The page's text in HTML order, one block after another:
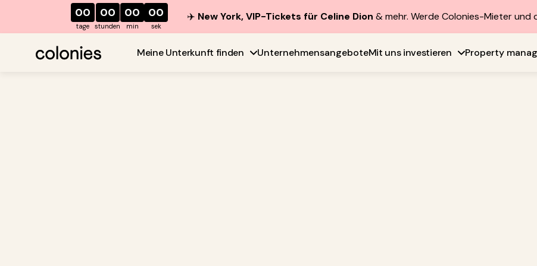
00
tage
00
stunden
00
min
00
sek
✈️ New York, VIP-Tickets für Celine Dion & mehr. Werde Colonies-Mieter und
Meine Unterkunft finden UnternehmensangeboteMit uns investieren Property